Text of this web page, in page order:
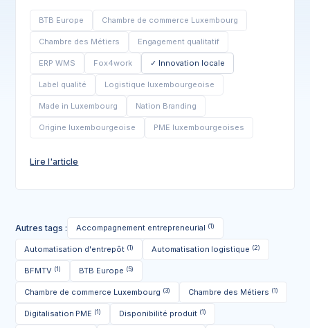
BTB Europe Chambre de commerce Luxembourg
Chambre des Métiers Engagement qualitatif
ERP WMS Fox4work Innovation locale
Label qualité Logistique luxembourgeoise
Made in Luxembourg Nation Branding
Origine luxembourgeoise PME luxembourgeoises
Lire l'article
Autres tags : Accompagnement entrepreneurial (1)
Automatisation d'entrepôt (1) Automatisation logistique (2)
BFMTV (1) BTB Europe (5)
Chambre de commerce Luxembourg (3) Chambre des Métiers (1)
Digitalisation PME (1) Disponibilité produit (1)